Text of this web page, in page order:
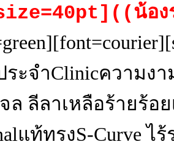
น้อ
ระจำClinicความง
ล ลีลาเหลือร้ายร้อ
แท้ทรงS-Curve